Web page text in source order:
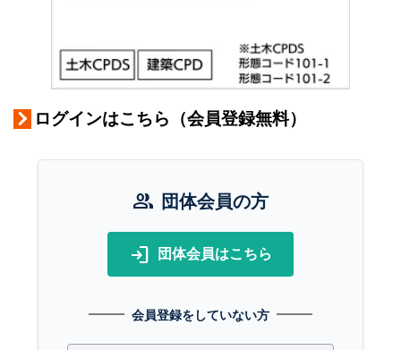
ログインはこちら（会員登録無料）
group 団体会員の方
login 団体会員はこちら
会員登録をしていない方